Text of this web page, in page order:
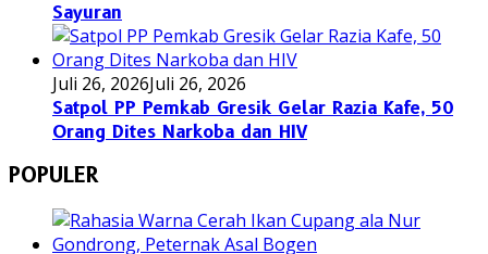
Sayuran
Juli 26, 2026Juli 26, 2026
Satpol PP Pemkab Gresik Gelar Razia Kafe, 50
Orang Dites Narkoba dan HIV
POPULER